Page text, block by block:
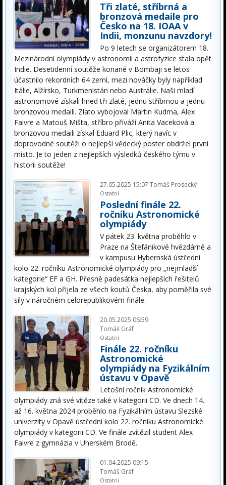
Tři zlaté, stříbrná a
bronzová medaile pro
Česko na 18. IOAA v
Indii, monzunu navzdory!
Po 9 letech se organizátorem 18.
Mezinárodní olympiády v astronomii a astrofyzice stala opět
Indie. Desetidenní soutěže konané v Bombaji se letos
účastnilo rekordních 64 zemí, mezi nováčky byly například
Itálie, Alžírsko, Turkmenistán nebo Austrálie. Naši mladí
astronomové získali hned tři zlaté, jednu stříbrnou a jednu
bronzovou medaili. Zlato vybojoval Martin Kudrna, Alex
Faivre a Matouš Mišta, stříbro přiváží Anita Vaceková a
bronzovou medaili získal Eduard Plic, který navíc v
doprovodné soutěži o nejlepší vědecký poster obdržel první
místo. Je to jeden z nejlepších výsledků českého týmu v
historii soutěže!
27.05.2025 15:07 Tomáš Prosecký
Ostatní
Poslední finále 22.
ročníku Astronomické
olympiády
V pátek 23. května proběhlo v
Praze na Štefánikově hvězdárně a
v kampusu Hybernská ústřední
kolo 22. ročníku Astronomické olympiády pro „nejmladší
kategorie“ EF a GH. Přesně padesátka nejlepších řešitelů
krajských kol přijela ze všech koutů Česka, aby poměřila své
síly v náročném celorepublikovém finále.
20.05.2025 06:59
Tomáš Gráf
Ostatní
Finále 22. ročníku
Astronomické
olympiády na Fyzikálním
ústavu v Opavě
Letošní ročník Astronomické
olympiády zná své vítěze také v kategorii CD. Ve dnech 14.
až 16. května 2024 proběhlo na Fyzikálním ústavu Slezské
univerzity v Opavě ústřední kolo 22. ročníku Astronomické
olympiády v kategorii CD. Ve finále zvítězil student Alex
Faivre z gymnázia v Uherském Brodě.
01.04.2025 09:15
Tomáš Gráf
Ostatní